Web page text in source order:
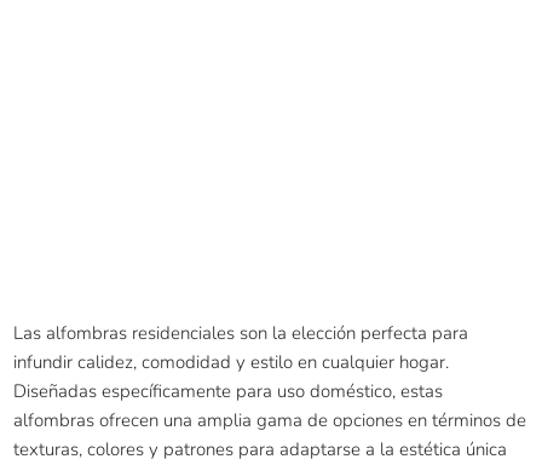
Las alfombras residenciales son la elección perfecta para
infundir calidez, comodidad y estilo en cualquier hogar.
Diseñadas específicamente para uso doméstico, estas
alfombras ofrecen una amplia gama de opciones en términos de
texturas, colores y patrones para adaptarse a la estética única